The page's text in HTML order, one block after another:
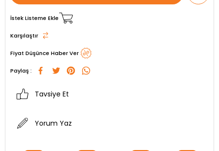
İstek Listeme Ekle
Karşılaştır
Fiyat Düşünce Haber Ver
Paylaş :
Tavsiye Et
Yorum Yaz